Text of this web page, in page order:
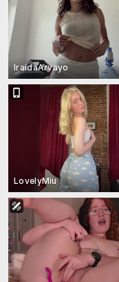
IraidaArvayo
LovelyMiu